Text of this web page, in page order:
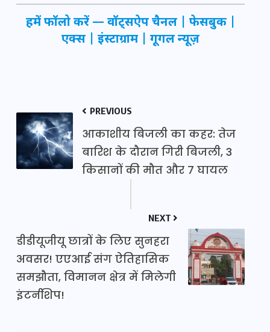
हमें फॉलो करें — वॉट्सऐप चैनल फेसबुक
एक्स
इंस्टाग्राम गूगल न्यूज़
PREVIOUS
आकाशीय बिजली का कहर: तेज
बारिश के दौरान गिरी बिजली, 3
किसानों की मौत और 7 घायल
NEXT
डीडीयूजीयू छात्रों के लिए सुनहरा
अवसर! एएआई संग ऐतिहासिक
समझौता, विमानन क्षेत्र में मिलेगी
इंटर्नशिप!